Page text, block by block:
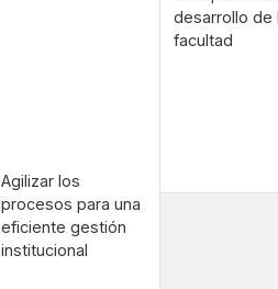
Agilizar los
procesos para una
eficiente gestión
institucional
desarrollo de
facultad